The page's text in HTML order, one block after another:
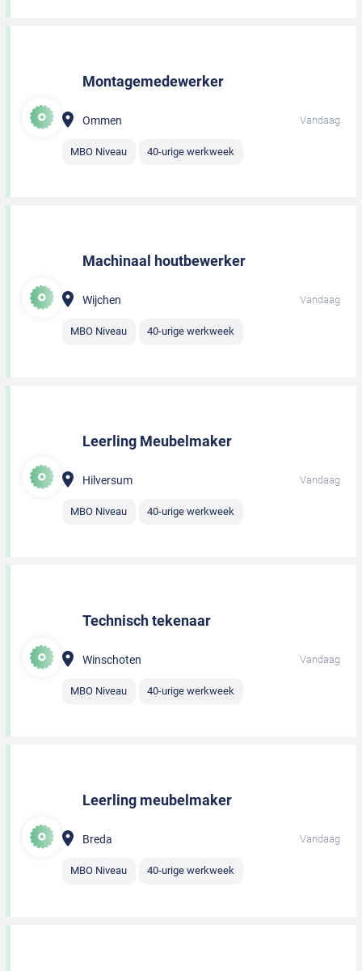
Montagemedewerker
Ommen Vandaag
MBO Niveau 40-urige werkweek
Machinaal houtbewerker
Wijchen Vandaag
MBO Niveau 40-urige werkweek
Leerling Meubelmaker
Hilversum Vandaag
MBO Niveau 40-urige werkweek
Technisch tekenaar
Winschoten Vandaag
MBO Niveau 40-urige werkweek
Leerling meubelmaker
Breda Vandaag
MBO Niveau 40-urige werkweek